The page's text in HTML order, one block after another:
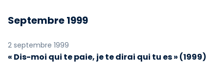
Septembre 1999
2 septembre 1999
« Dis-moi qui te paie, je te dirai qui tu es » (1999)